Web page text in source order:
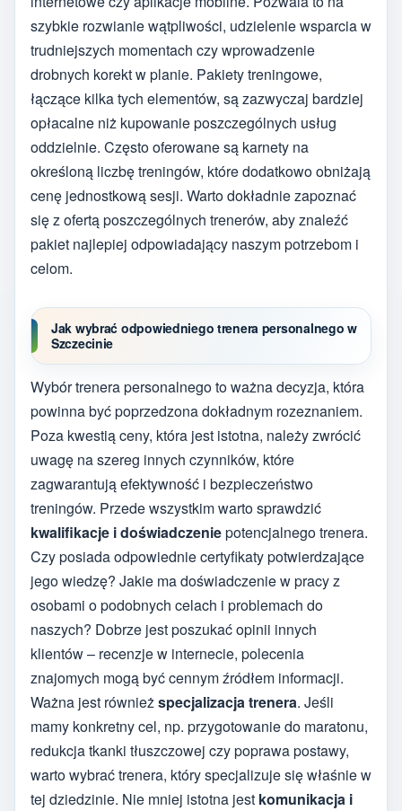
szybkie rozwianie wątpliwości, udzielenie wsparcia w
trudniejszych momentach czy wprowadzenie
drobnych korekt w planie. Pakiety treningowe,
łączące kilka tych elementów, są zazwyczaj bardziej
opłacalne niż kupowanie poszczególnych usług
oddzielnie. Często oferowane są karnety na
określoną liczbę treningów, które dodatkowo obniżają
cenę jednostkową sesji. Warto dokładnie zapoznać
się z ofertą poszczególnych trenerów, aby znaleźć
pakiet najlepiej odpowiadający naszym potrzebom i
celom.
Jak wybrać odpowiedniego trenera personalnego w
Szczecinie
Wybór trenera personalnego to ważna decyzja, która
powinna być poprzedzona dokładnym rozeznaniem.
Poza kwestią ceny, która jest istotna, należy zwrócić
uwagę na szereg innych czynników, które
zagwarantują efektywność i bezpieczeństwo
treningów. Przede wszystkim warto sprawdzić
kwalifikacje i doświadczeniepotencjalnego trenera.
Czy posiada odpowiednie certyfikaty potwierdzające
jego wiedzę? Jakie ma doświadczenie w pracy z
osobami o podobnych celach i problemach do
naszych? Dobrze jest poszukać opinii innych
klientów – recenzje w internecie, polecenia
znajomych mogą być cennym źródłem informacji.
Ważna jest równieżspecjalizacja trenera. Jeśli
mamy konkretny cel, np. przygotowanie do maratonu,
redukcja tkanki tłuszczowej czy poprawa postawy,
warto wybrać trenera, który specjalizuje się właśnie w
tej dziedzinie. Nie mniej istotna jest komunikacja i